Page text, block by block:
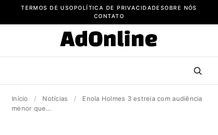
TERMOS DE USOPOLÍTICA DE PRIVACIDADE SOBRE NÓS
CONTATO
Início / Notícias /
Enola Holmes 3 estreia com audiência
menor que…